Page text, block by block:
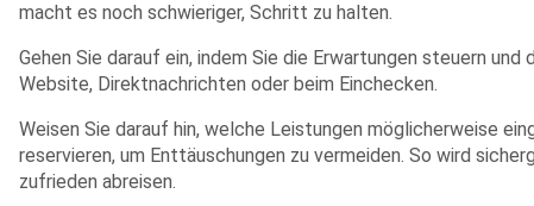
macht es noch schwieriger, Schritt zu halten.
Gehen Sie darauf ein, indem Sie die Erwartungen steuern
Website, Direktnachrichten oder beim Einchecken.
Weisen Sie darauf hin, welche Leistungen möglicherweise
reservieren, um Enttäuschungen zu vermeiden. So wird
zufrieden abreisen.